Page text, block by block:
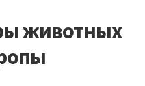
животных